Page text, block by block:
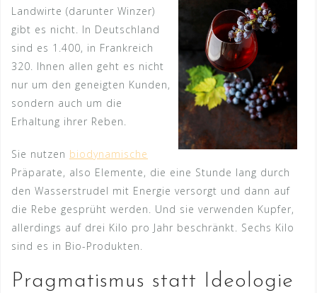
Landwirte (darunter Winzer)
gibt es nicht. In Deutschland
sind es 1.400, in Frankreich
320. Ihnen allen geht es nicht
nur um den geneigten Kunden,
sondern auch um die
Erhaltung ihrer Reben.
Sie nutzen biodynamische
Präparate, also Elemente, die eine Stunde lang durch
den Wasserstrudel mit Energie versorgt und dann auf
die Rebe gesprüht werden. Und sie verwenden Kupfer,
allerdings auf drei Kilo pro Jahr beschränkt. Sechs Kilo
sind es in Bio-Produkten.
Pragmatismus statt Ideologie